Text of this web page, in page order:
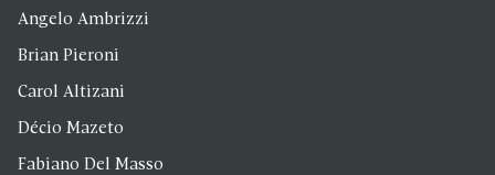
Angelo Ambrizzi
Brian Pieroni
Carol Altizani
Décio Mazeto
Fabiano Del Masso